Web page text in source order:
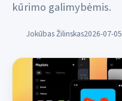
kūrimo galimybėmis.
Jokūbas Žilinskas2026-07-05